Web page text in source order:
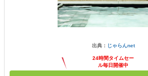
出典： じゃらんnet
24時間タイムセー
ル毎日開催中